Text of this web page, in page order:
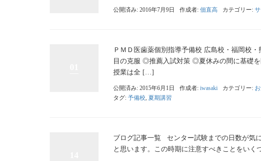
公開済み: 2016年7月9日 作成者: 佃直高 カテゴリー:
ＰＭＤ医歯薬個別指導予備校 広島校・福岡校
目の克服 ◎推薦入試対策 ◎夏休みの間に基礎を
授業は全 […]
公開済み: 2015年6月1日 作成者: iwasaki カテゴリー:
タグ: 予備校, 夏期講習
ブログ記事一覧 センター試験までの日数が気
と思います。この時期に注意すべきことをい